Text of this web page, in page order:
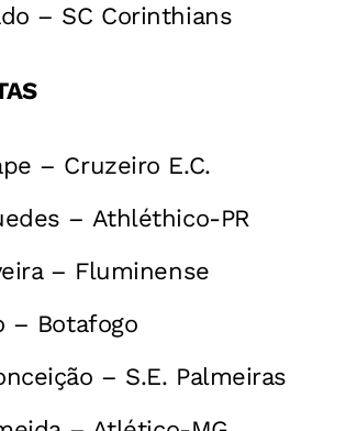
– SC Corinthians
– Cruzeiro E.C.
– Athléthico-PR
– Fluminense
– Botafogo
– S.E. Palmeiras